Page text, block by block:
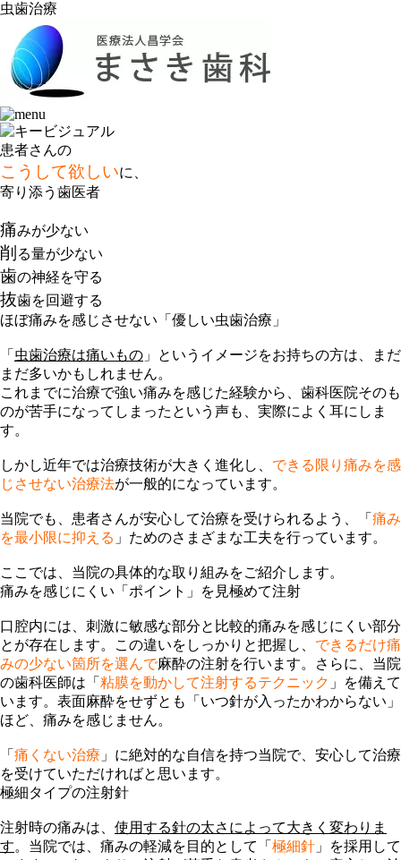
虫歯治療
患者さんの
こうして欲しいに、
寄り添う歯医者
痛みが少ない
削 る量が少ない
歯の神経を守る
抜歯を回避する
ほぼ痛みを感じさせない「優しい虫歯治療」
「 虫歯治療は痛いもの 」というイメージをお持ちの方は、まだ
まだ多いかもしれません。
これまでに治療で強い痛みを感じた経験から、歯科医院そのも
のが苦手になってしまったという声も、実際によく耳にしま
す。
しかし近年では治療技術が大きく進化し、 できる限り痛みを感
じさせない治療法が一般的になっています。
当院でも、患者さんが安心して治療を受けられるよう、「 痛み
を最小限に抑える 」ためのさまざまな工夫を行っています。
ここでは、当院の具体的な取り組みをご紹介します。
痛みを感じにくい「ポイント」を見極めて注射
口腔内には、刺激に敏感な部分と比較的痛みを感じにくい部分
とが存在します。この違いをしっかりと把握し、 できるだけ痛
みの少ない箇所を選んで麻酔の注射を行います。さらに、当院
の歯科医師は「 粘膜を動かして注射するテクニック 」を備えて
います。表面麻酔をせずとも「 いつ針が入ったかわからない 」
ほど、痛みを感じません。
「 痛くない治療 」に絶対的な自信を持つ当院で、安心して治療
を受けていただければと思います。
極細タイプの注射針
注射時の痛みは、 使用する針の太さによって大きく変わりま
す。当院では、痛みの軽減を目的として「 極細針 」を採用して